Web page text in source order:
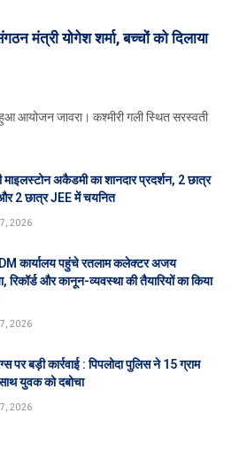
मंत्री योगेश शर्मा, बच्चों को दिलाया
हुआ आयोजन जावरा। कश्मीरी गली स्थित सरस्वती
माइलस्टोन अकैडमी का शानदार प्रदर्शन, 2 छात्र
2 छात्र JEE में चयनित
7, 2026
कार्यालय पहुंचे रतलाम कलेक्टर अजय
रिकॉर्ड और कानून-व्यवस्था की तैयारियों का किया
7, 2026
पर बड़ी कार्रवाई : पिपलोदा पुलिस ने 15 ग्राम
युवक को दबोचा
7, 2026